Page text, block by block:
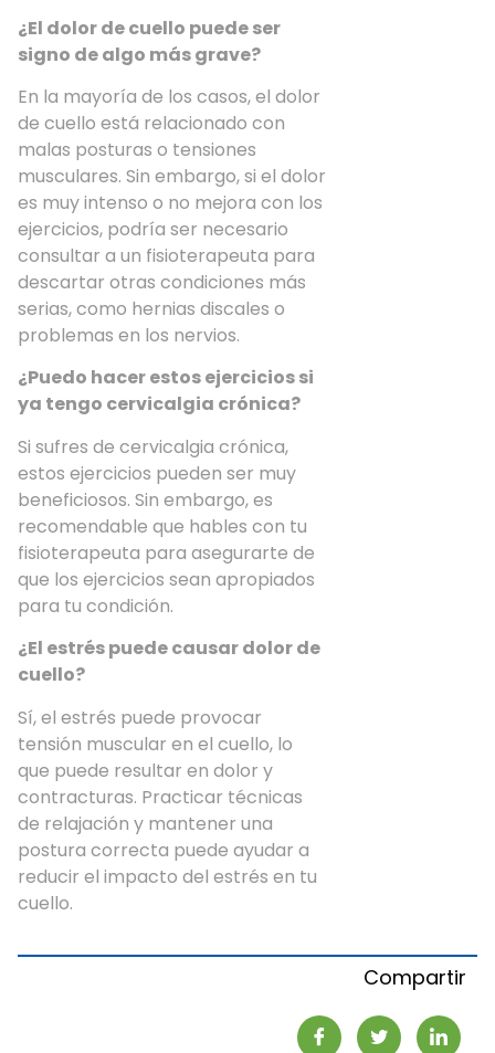
¿El dolor de cuello puede ser
signo de algo más grave?
En la mayoría de los casos, el dolor
de cuello está relacionado con
malas posturas o tensiones
musculares. Sin embargo, si el dolor
es muy intenso o no mejora con los
ejercicios, podría ser necesario
consultar a un fisioterapeuta para
descartar otras condiciones más
serias, como hernias discales o
problemas en los nervios.
¿Puedo hacer estos ejercicios si
ya tengo cervicalgia crónica?
Si sufres de cervicalgia crónica,
estos ejercicios pueden ser muy
beneficiosos. Sin embargo, es
recomendable que hables con tu
fisioterapeuta para asegurarte de
que los ejercicios sean apropiados
para tu condición.
¿El estrés puede causar dolor de
cuello?
Sí, el estrés puede provocar
tensión muscular en el cuello, lo
que puede resultar en dolor y
contracturas. Practicar técnicas
de relajación y mantener una
postura correcta puede ayudar a
reducir el impacto del estrés en tu
cuello.
Compartir